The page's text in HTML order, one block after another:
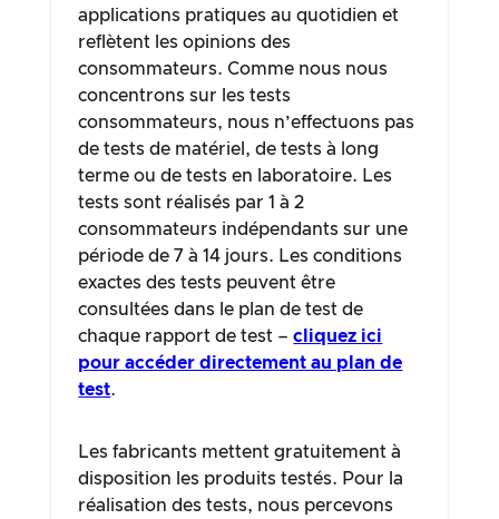
applications pratiques au quotidien et
reflètent les opinions des
consommateurs. Comme nous nous
concentrons sur les tests
consommateurs, nous n’effectuons pas
de tests de matériel, de tests à long
terme ou de tests en laboratoire. Les
tests sont réalisés par 1 à 2
consommateurs indépendants sur une
période de 7 à 14 jours. Les conditions
exactes des tests peuvent être
consultées dans le plan de test de
chaque rapport de test –cliquez ici
pour accéder directement au plan de
test.
Les fabricants mettent gratuitement à
disposition les produits testés. Pour la
réalisation des tests, nous percevons